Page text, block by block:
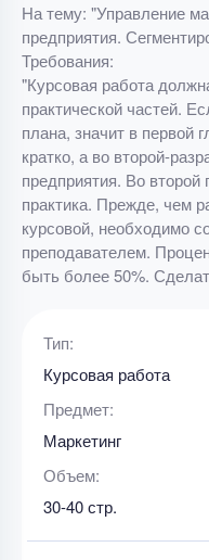
На тему: "Управление
предприятия.
Требования:
"Курсовая работа
практической частей.
плана, значит в первой
кратко, а во второй-
предприятия. Во
практика. Прежде, чем
курсовой, необходимо
преподавателем.
быть более 50%.
Тип:
Курсовая работа
Предмет:
Маркетинг
Объем:
30-40 стр.